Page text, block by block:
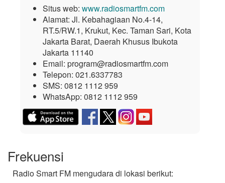
Situs web: www.radiosmartfm.com
Alamat: Jl. Kebahagiaan No.4-14,
RT.5/RW.1, Krukut, Kec. Taman Sari, Kota
Jakarta Barat, Daerah Khusus Ibukota
Jakarta 11140
Email: program@radiosmartfm.com
Telepon: 021.6337783
SMS: 0812 1112 959
WhatsApp: 0812 1112 959
Frekuensi
Radio Smart FM mengudara di lokasi berikut: